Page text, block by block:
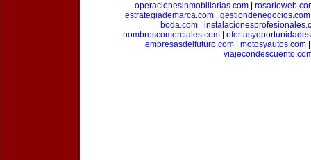
operacionesinmobiliarias.com
estrategiademarca.com| gestiondenegocios.com
boda.com|
nombrescomerciales.com
empresasdelfuturo.com| motosyautos.com